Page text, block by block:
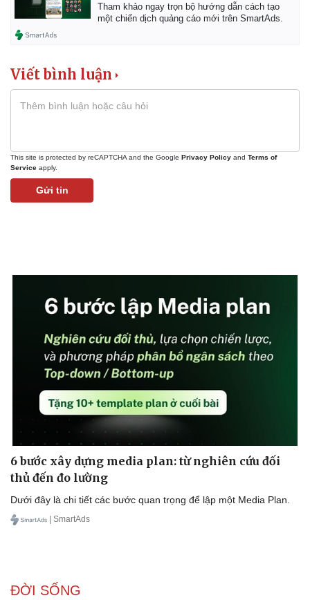
Kinh tế
Bất động sản
Khởi nghiệp
Thị trường
Giá vàng
Tiêu dùng
Tỷ giá
Chứng khoán
Tham khảo ngay trọn bộ hướng dẫn cách tạo
một chiến dịch quảng cáo mới trên SmartAds.
Viết bình luận
This site is protected by reCAPTCHA and the Google Privacy Policy and Terms of
Service apply.
Gửi tin
6 bước xây dựng media plan: từ nghiên cứu đối
thủ đến đo lường
Dưới đây là chi tiết các bước quan trọng để lập một Media Plan.
| SmartAds
ĐỜI SỐNG